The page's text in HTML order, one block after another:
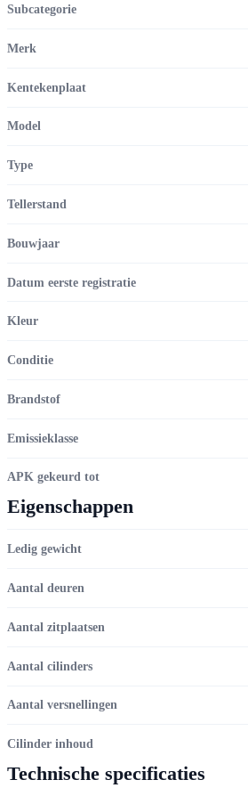
Subcategorie
Merk
Kentekenplaat
Model
Type
Tellerstand
Bouwjaar
Datum eerste registratie
Kleur
Conditie
Brandstof
Emissieklasse
APK gekeurd tot
Eigenschappen
Ledig gewicht
Aantal deuren
Aantal zitplaatsen
Aantal cilinders
Aantal versnellingen
Cilinder inhoud
Technische specificaties